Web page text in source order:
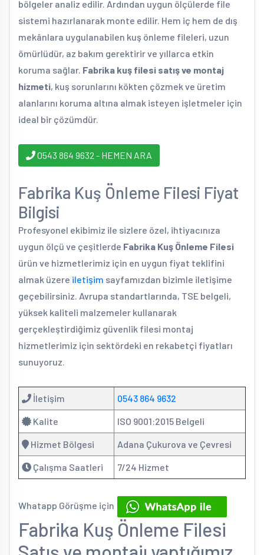
bölgeler analiz edilir. Ardından uygun ölçülerde file
sistemi hazırlanarak monte edilir. Hem iç hem de dış
mekânlara uygulanabilen kuş önleme fileleri, uzun
ömürlüdür, az bakım gerektirir ve yıllarca etkin
koruma sağlar. Fabrika kuş filesi satış ve montaj
hizmeti, kuş sorunlarını kökten çözmek ve üretim
alanlarını koruma altına almak isteyen işletmeler için
ideal bir çözümdür.
0543 864 9632 - HEMEN ARA
Fabrika Kuş Önleme Filesi Fiyat
Bilgisi
Profesyonel ekibimiz ile sizlere özel, ihtiyacınıza
uygun ölçü ve çeşitlerde Fabrika Kuş Önleme Filesi
ürün ve hizmetlerimiz için en uygun fiyat teklifini
almak üzere iletişim sayfamızdan bizimle iletişime
geçebilirsiniz. Avrupa standartlarında, TSE belgeli,
yüksek kaliteli malzemeler kullanarak
gerçekleştirdiğimiz güvenlik filesi montaj
hizmetlerimiz için sektördeki en rekabetçi fiyatları
sunuyoruz.
İletişim 0543 864 9632
Kalite ISO 9001:2015 Belgeli
Hizmet Bölgesi Adana Çukurova ve Çevresi
Çalışma Saatleri 7/24 Hizmet
Whatapp Görüşme için
Fabrika Kuş Önleme Filesi